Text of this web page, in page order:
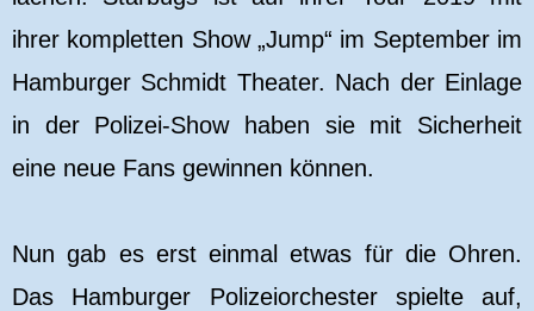
ihrer kompletten Show „Jump“ im September im
Hamburger Schmidt Theater. Nach der Einlage
in der Polizei-Show haben sie mit Sicherheit
eine neue Fans gewinnen können.
Nun gab es erst einmal etwas für die Ohren.
Das Hamburger Polizeiorchester spielte auf,